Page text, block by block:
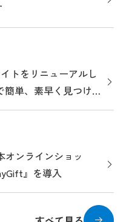
トをリニューアルし
単、素早く見つけら
になります～
オンラインショッ
』を導入